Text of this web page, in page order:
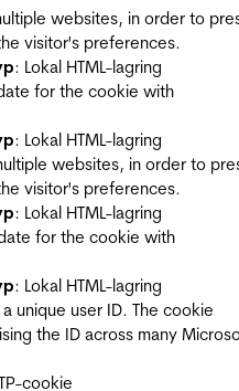
websites, in order to
visitor's preferences.
: Lokal HTML-lagring
for the cookie with
: Lokal HTML-lagring
websites, in order to
visitor's preferences.
: Lokal HTML-lagring
for the cookie with
: Lokal HTML-lagring
unique user ID. The cookie
the ID across many
cookie